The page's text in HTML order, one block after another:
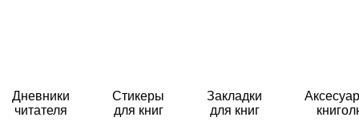
Дневники
читателя
Стикеры
для книг
Закладки
для книг